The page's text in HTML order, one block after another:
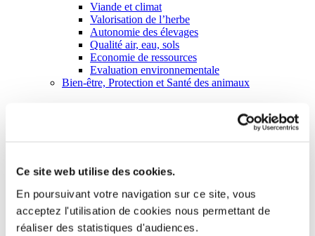
Ce site web utilise des cookies.
En poursuivant votre navigation sur ce site, vous
acceptez l'utilisation de cookies nous permettant de
réaliser des statistiques d'audiences.
Viande et climat
Valorisation de l’herbe
Autonomie des élevages
Qualité air, eau, sols
Economie de ressources
Evaluation environnementale
Bien-être, Protection et Santé des animaux